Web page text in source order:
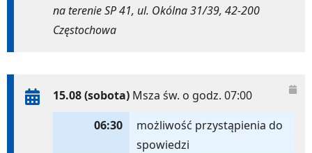
na terenie SP 41, ul. Okólna 31/39, 42-200
Częstochowa
15.08 (sobota)Msza św. o godz. 07:00
06:30
możliwość przystąpienia do
spowiedzi